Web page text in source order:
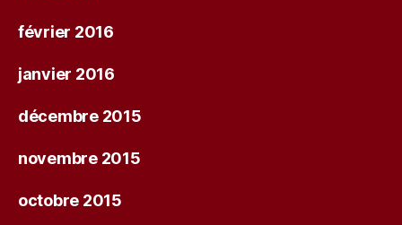
février 2016
janvier 2016
décembre 2015
novembre 2015
octobre 2015